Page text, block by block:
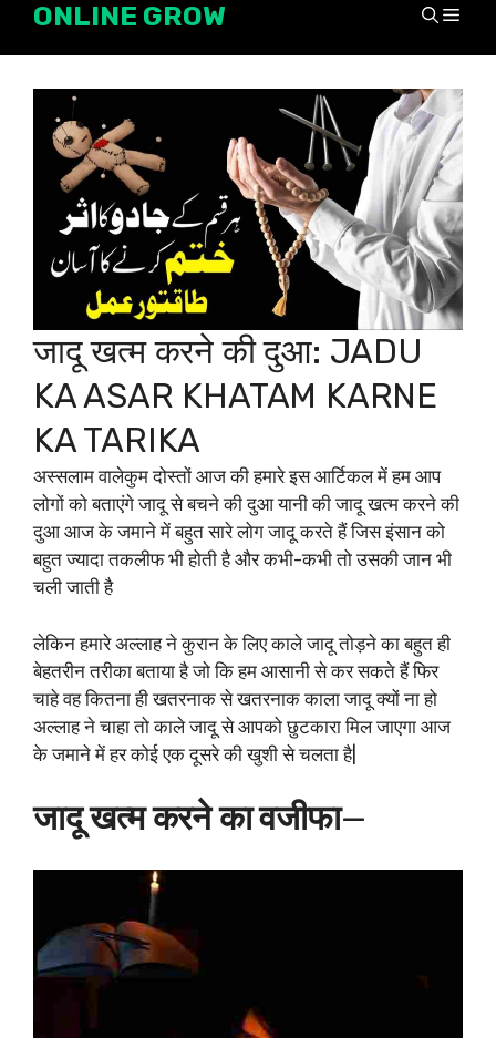
SkipONLINE GROW
जादू खत्म करने की दुआ: JADU
KA ASAR KHATAM KARNE
KA TARIKA
अस्सलाम वालेकुम दोस्तों आज की हमारे इस आर्टिकल में हम आप
लोगों को बताएंगे जादू से बचने की दुआ यानी की जादू खत्म करने की
दुआ आज के जमाने में बहुत सारे लोग जादू करते हैं जिस इंसान को
बहुत ज्यादा तकलीफ भी होती है और कभी-कभी तो उसकी जान भी
चली जाती है
लेकिन हमारे अल्लाह ने कुरान के लिए काले जादू तोड़ने का बहुत ही
बेहतरीन तरीका बताया है जो कि हम आसानी से कर सकते हैं फिर
चाहे वह कितना ही खतरनाक से खतरनाक काला जादू क्यों ना हो
अल्लाह ने चाहा तो काले जादू से आपको छुटकारा मिल जाएगा आज
के जमाने में हर कोई एक दूसरे की खुशी से चलता है|
जादू खत्म करने का वजीफा—